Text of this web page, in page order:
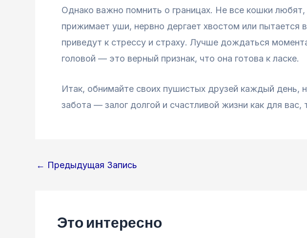
Однако важно помнить о границах. Не все кошки
прижимает уши, нервно дергает хвостом или
приведут к стрессу и страху. Лучше дождаться
головой — это верный признак, что она готова к ласке.
Итак, обнимайте своих пушистых друзей каждый день,
забота — залог долгой и счастливой жизни как для вас,
Навигация
← Предыдущая Запись
Это интересно